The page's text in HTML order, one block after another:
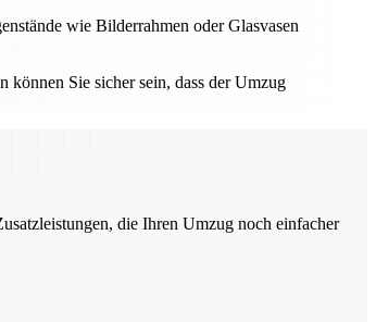
wie Bilderrahmen oder Glasvasen
können Sie sicher sein, dass der Umzug
die Ihren Umzug noch einfacher